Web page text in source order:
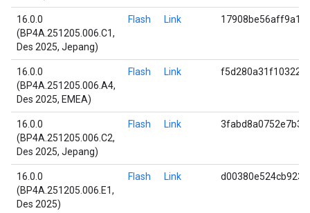
16.0.0
(BP4A.251205.006.C1,
Des 2025, Jepang)
Flash Link
16.0.0
(BP4A.251205.006.A4,
Des 2025, EMEA)
Flash Link
16.0.0
(BP4A.251205.006.C2,
Des 2025, Jepang)
Flash Link
16.0.0
(BP4A.251205.006.E1,
Des 2025)
Flash Link